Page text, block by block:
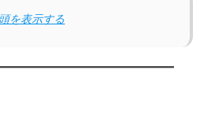
を表示する